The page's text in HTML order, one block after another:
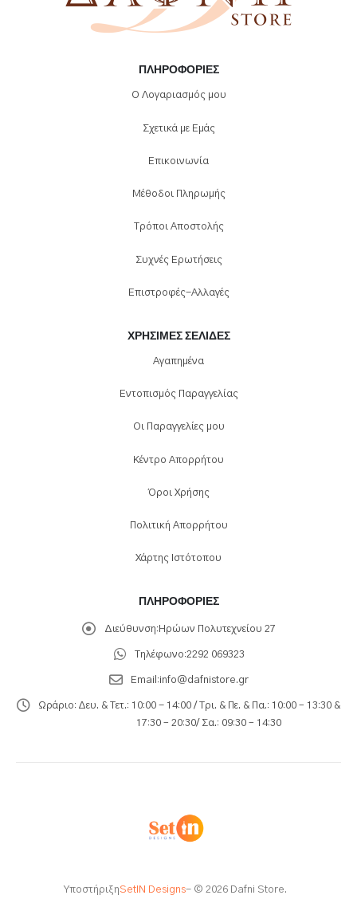
ΠΛΗΡΟΦΟΡΊΕΣ
Ο Λογαριασμός μου
Σχετικά με Εμάς
Επικοινωνία
Μέθοδοι Πληρωμής
Τρόποι Αποστολής
Συχνές Ερωτήσεις
Επιστροφές-Αλλαγές
ΧΡΉΣΙΜΕΣ ΣΕΛΊΔΕΣ
Αγαπημένα
Εντοπισμός Παραγγελίας
Οι Παραγγελίες μου
Κέντρο Απορρήτου
Όροι Χρήσης
Πολιτική Απορρήτου
Χάρτης Ιστότοπου
ΠΛΗΡΟΦΟΡΊΕΣ
Διεύθυνση: Ηρώων Πολυτεχνείου 27
Τηλέφωνο:2292 069323
Email:info@dafnistore.gr
Ωράριο: Δευ. & Τετ.: 10:00 - 14:00 / Τρι. & Πε. & Πα.: 10:00 – 13:30 &
17:30 – 20:30/ Σα.: 09:30 – 14:30
ΥποστήριξηSetIN Designs- © 2026 Dafni Store.